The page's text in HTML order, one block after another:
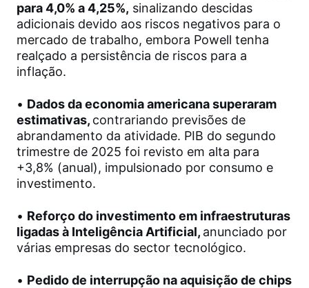
para 4,0% a 4,25%, sinalizando descidas
adicionais devido aos riscos negativos para o
mercado de trabalho, embora Powell tenha
realçado a persistência de riscos para a
inflação.
• Dados da economia americana superaram
estimativas, contrariando previsões de
abrandamento da atividade. PIB do segundo
trimestre de 2025 foi revisto em alta para
+3,8% (anual), impulsionado por consumo e
investimento.
• Reforço do investimento em infraestruturas
ligadas à Inteligência Artificial, anunciado por
várias empresas do sector tecnológico.
• Pedido de interrupção na aquisição de chips